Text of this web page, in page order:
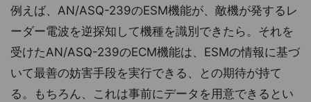
例えば、AN/ASQ-239のESM機能が、敵機が発するレ
ーダー電波を逆探知して機種を識別できたら。それを
受けたAN/ASQ-239のECM機能は、ESMの情報に基づ
いて最善の妨害手段を実行できる、との期待が持て
る。もちろん、これは事前にデータを用意できるとい